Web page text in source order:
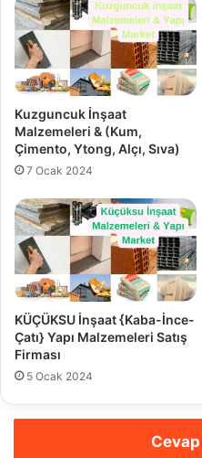
Kuzguncuk İnşaat
Malzemeleri & (Kum,
Çimento, Ytong, Alçı, Sıva)
7 Ocak 2024
KÜÇÜKSU İnşaat {Kaba-İnce-
Çatı} Yapı Malzemeleri Satış
Firması
5 Ocak 2024
Cevap